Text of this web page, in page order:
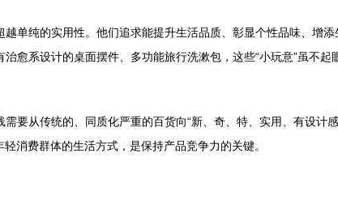
单纯的实用性。他们追求能提升生活品质、彰显个性品味、增
愈系设计的桌面摆件、多功能旅行洗漱包，这些“小玩意”虽不
要从传统的、同质化严重的百货向“新、奇、特、实用、有设计
消费群体的生活方式，是保持产品竞争力的关键。